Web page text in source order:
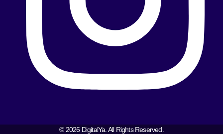
© 2026 DigitalYa. All Rights Reserved.